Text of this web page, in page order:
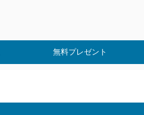
無料プレゼント